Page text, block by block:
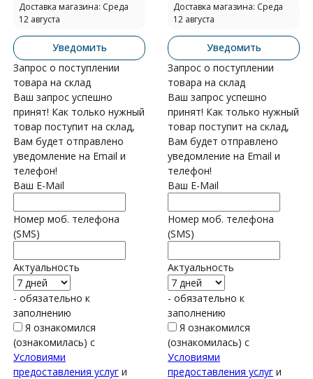
Доставка магазина: Среда
12 августа
Уведомить
Запрос о поступлении
товара на склад
Ваш запрос успешно
принят! Как только нужный
товар поступит на склад,
Вам будет отправлено
уведомление на Email и
телефон!
Ваш E-Mail
Номер моб. телефона
(SMS)
Актуальность
- обязательно к
заполнению
Я ознакомился
(ознакомилась) с
Условиями
предоставления услуг и
Доставка магазина: Среда
12 августа
Уведомить
Запрос о поступлении
товара на склад
Ваш запрос успешно
принят! Как только нужный
товар поступит на склад,
Вам будет отправлено
уведомление на Email и
телефон!
Ваш E-Mail
Номер моб. телефона
(SMS)
Актуальность
- обязательно к
заполнению
Я ознакомился
(ознакомилась) с
Условиями
предоставления услуг и